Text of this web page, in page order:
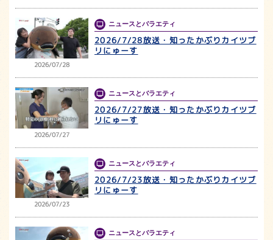
2026/07/28
ニュースとバラエティ
2026/7/28放送・知ったかぶりカイツブ
リにゅーす
2026/07/27
ニュースとバラエティ
2026/7/27放送・知ったかぶりカイツブ
リにゅーす
2026/07/23
ニュースとバラエティ
2026/7/23放送・知ったかぶりカイツブ
リにゅーす
ニュースとバラエティ